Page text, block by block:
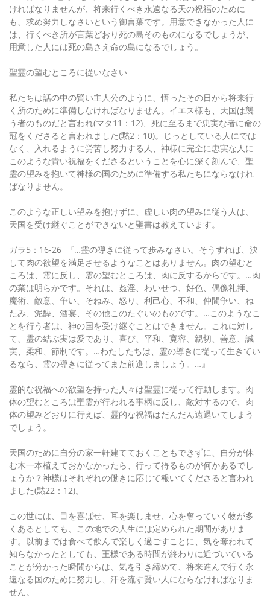
ければなりませんが、将来行くべき永遠なる天の祝福のために
も、求め努力しなさいという御言葉です。用意できなかった人に
は、行くべき所が言葉どおり死の島そのものになるでしょうが、
用意した人には死の島さえ命の島になるでしょう。
聖霊の望むところに従いなさい
私たちは話の中の賢い主人公のように、悟ったその日から将来行
く所のために準備しなければなりません。イエス様も、天国は襲
う者のものだと言われ(マタ11：12)、死に至るまで忠実な者に命の
冠をくださると言われました(黙2：10)。じっとしている人にでは
なく、入れるように労苦し努力する人、神様に完全に忠実な人に
このような貴い祝福をくださるということを心に深く刻んで、聖
霊の望みを抱いて神様の国のために準備する私たちにならなけれ
ばなりません。
このような正しい望みを抱けずに、虚しい肉の望みに従う人は、
天国を受け継ぐことができないと聖書は教えています。
ガラ5：16-26 『…霊の導きに従って歩みなさい。そうすれば、決
して肉の欲望を満足させるようなことはありません。肉の望むと
ころは、霊に反し、霊の望むところは、肉に反するからです。…肉
の業は明らかです。それは、姦淫、わいせつ、好色、偶像礼拝、
魔術、敵意、争い、そねみ、怒り、利己心、不和、仲間争い、ね
たみ、泥酔、酒宴、その他このたぐいのものです。…このようなこ
とを行う者は、神の国を受け継ぐことはできません。これに対し
て、霊の結ぶ実は愛であり、喜び、平和、寛容、親切、善意、誠
実、柔和、節制です。…わたしたちは、霊の導きに従って生きてい
るなら、霊の導きに従ってまた前進しましょう。…』
霊的な祝福への欲望を持った人々は聖霊に従って行動します。肉
体の望むところは聖霊が行われる事柄に反し、敵対するので、肉
体の望みどおりに行えば、霊的な祝福はだんだん遠退いてしまう
でしょう。
天国のために自分の家一軒建てておくこともできずに、自分が休
む木一本植えておかなかったら、行って得るものが何かあるでし
ょうか？神様はそれぞれの働きに応じて報いてくださると言われ
ました(黙22：12)。
この世には、目を喜ばせ、耳を楽しませ、心を奪っていく物が多
くあるとしても、この地での人生には定められた期間がありま
す。以前までは食べて飲んで楽しく過ごすことに、気を奪われて
知らなかったとしても、王様である時間が終わりに近づいている
ことが分かった瞬間からは、気を引き締めて、将来進んで行く永
遠なる国のために努力し、汗を流す賢い人にならなければなりま
せん。